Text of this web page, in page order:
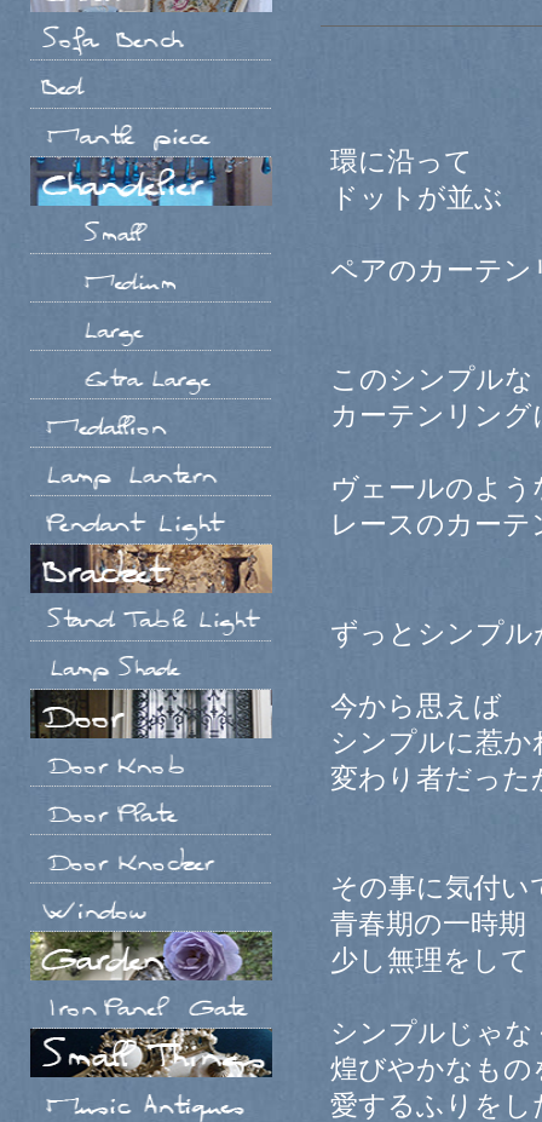
環に沿って
ドットが並ぶ
ペアのカーテン
このシンプルな
カーテンリング
ヴェールのよう
レースのカー
ずっとシンプ
今から思えば
シンプルに惹
変わり者だった
その事に気付い
青春期の一時期
少し無理をして
シンプルじゃな
煌びやかなもの
愛するふりを